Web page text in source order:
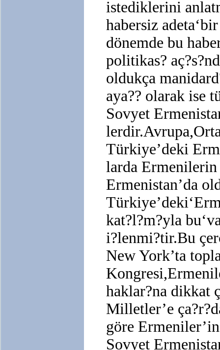
istediklerini
habersiz
dönemde bu
politikas?
oldukça
aya?? olarak ise
Sovyet
Türkiye’deki
larda Ermenilerin
Ermenistan’da
kat?l?m?yla
i?lenmi?tir.Bu
New York’ta
haklar?na dikkat
Milletler’e
göre
Sovyet